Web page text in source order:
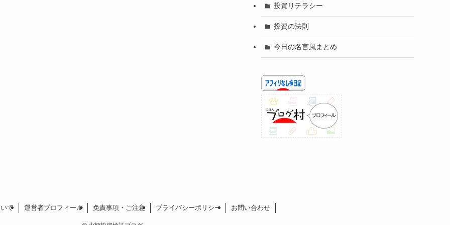
投資リテラシー
投資の法則
今日の名言風まとめ
て 運営者プロフィール 免責事項・ご注意 プライバシーポリシー お問い合わせ